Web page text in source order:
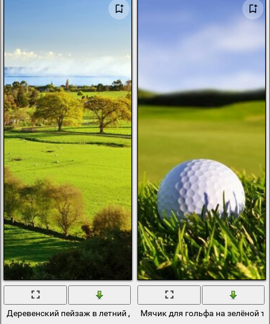
Деревенский пейзаж в летний деньМячик для гольфа на зелёной